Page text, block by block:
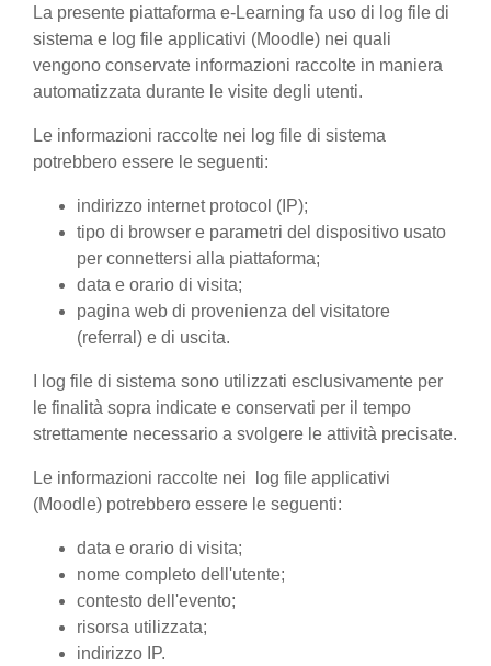
La presente piattaforma e-Learning fa uso di log file di
sistema e log file applicativi (Moodle) nei quali
vengono conservate informazioni raccolte in maniera
automatizzata durante le visite degli utenti.
Le informazioni raccolte nei log file di sistema
potrebbero essere le seguenti:
indirizzo internet protocol (IP);
tipo di browser e parametri del dispositivo usato
per connettersi alla piattaforma;
data e orario di visita;
pagina web di provenienza del visitatore
(referral) e di uscita.
I log file di sistema sono utilizzati esclusivamente per
le finalità sopra indicate e conservati per il tempo
strettamente necessario a svolgere le attività precisate.
Le informazioni raccolte nei log file applicativi
(Moodle) potrebbero essere le seguenti:
data e orario di visita;
nome completo dell'utente;
contesto dell'evento;
risorsa utilizzata;
indirizzo IP.